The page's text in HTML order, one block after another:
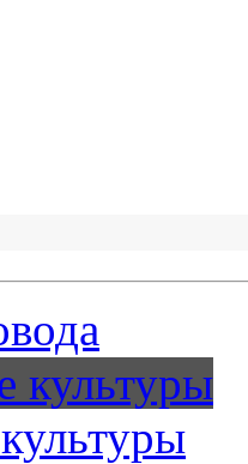
культуры